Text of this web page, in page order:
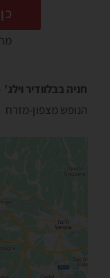
חניה בבלוודיר וילג'
הנופש מצפון-מזרח